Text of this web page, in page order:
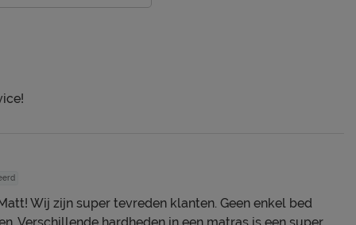
Wij zijn super tevreden klanten. Geen enkel bed